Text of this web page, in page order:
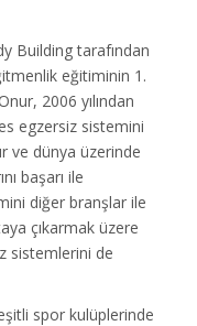
Building tarafından
eğitiminin 1.
2006 yılından
egzersiz sistemini
ve dünya üzerinde
başarı ile
diğer branşlar ile
çıkarmak üzere
sistemlerini de
spor kulüplerinde